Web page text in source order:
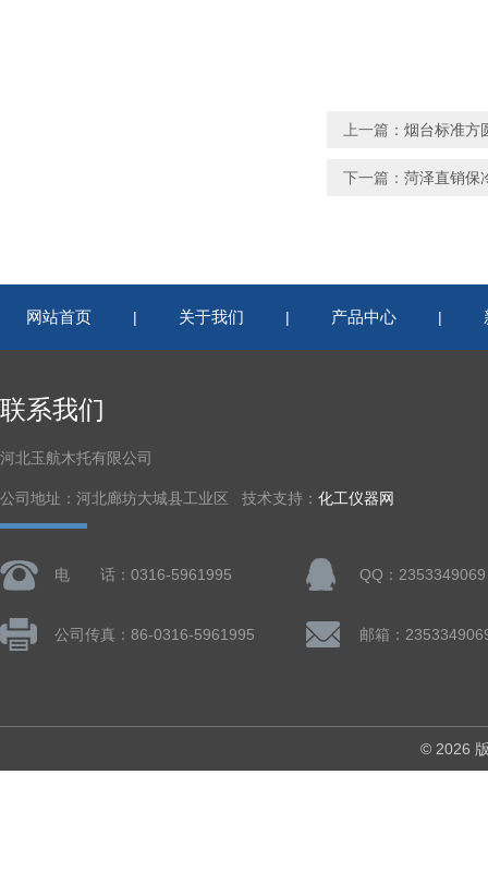
上一篇： 烟台标准方
下一篇： 菏泽直销保
网站首页 | 关于我们 | 产品中心 |
联系我们
河北玉航木托有限公司
公司地址：河北廊坊大城县工业区 技术支持： 化工仪器网
电 话：0316-5961995 QQ：2353349069
公司传真：86-0316-5961995 邮箱：
© 2026